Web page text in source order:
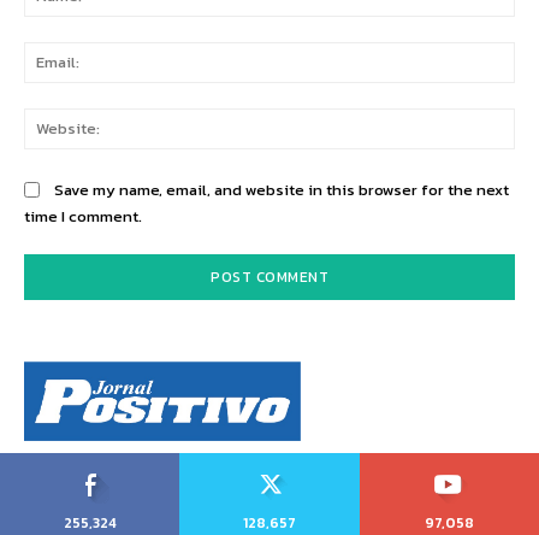
Save my name, email, and website in this browser for the next
time I comment.
255,324
128,657
97,058